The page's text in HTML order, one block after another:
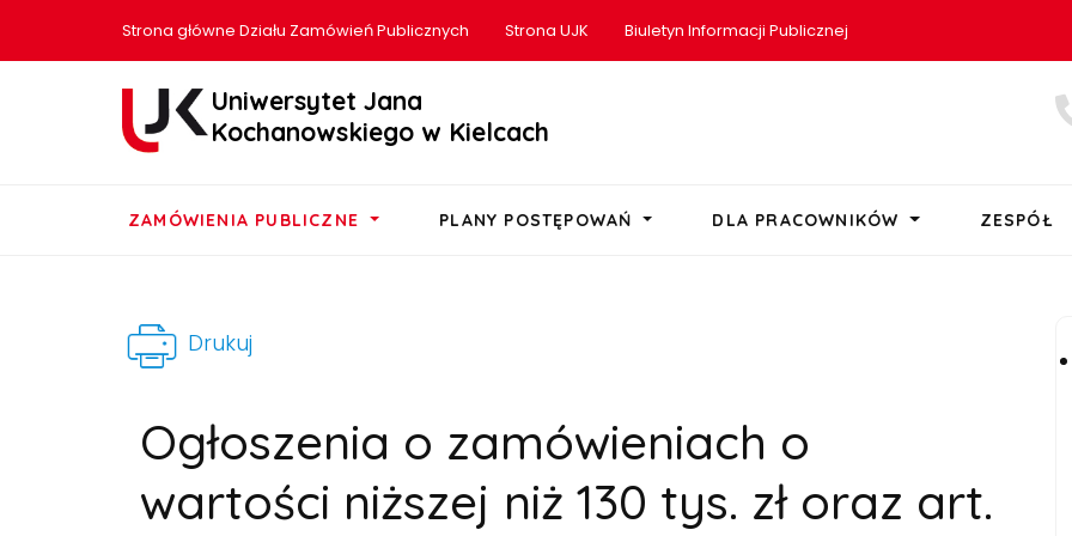
Strona główne Działu Zamówień Publicznych Strona UJK Biuletyn Informacji Publicznej
Uniwersytet Jana
Kochanowskiego w Kielcach
ZAMÓWIENIA PUBLICZNE PLANY POSTĘPOWAŃ DLA PRACOWNIKÓW ZESPÓŁ
Drukuj
Ogłoszenia o zamówieniach o
wartości niższej niż 130 tys. zł oraz art.